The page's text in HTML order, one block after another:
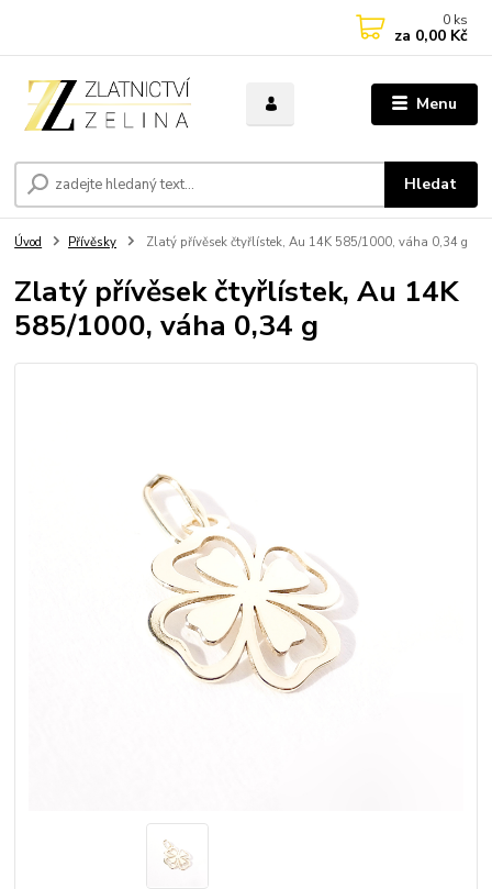
Menu
Hledat
0 ks
za 0,00 Kč
Úvod Přívěsky Zlatý přívěsek čtyřlístek, Au 14K 585/1000, váha 0,34 g
Zlatý přívěsek čtyřlístek, Au 14K
585/1000, váha 0,34 g